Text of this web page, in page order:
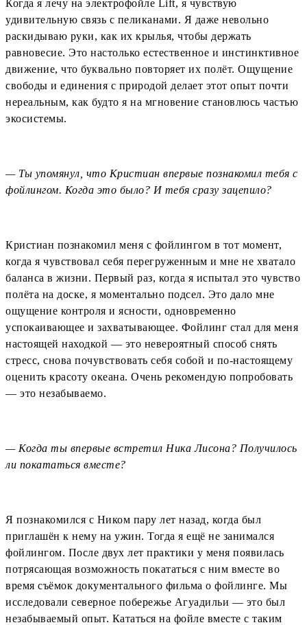
Когда я лечу на электрофойле Lift, я чувствую
удивительную связь с пеликанами. Я даже невольно
раскидываю руки, как их крылья, чтобы держать
равновесие. Это настолько естественное и инстинктивное
движение, что буквально повторяет их полёт. Ощущение
свободы и единения с природой делает этот опыт почти
нереальным, как будто я на мгновение становлюсь частью
экосистемы.
— Ты упомянул, что Кристиан впервые познакомил тебя с
фойлингом. Когда это было? И тебя сразу зацепило?
Кристиан познакомил меня с фойлингом в тот момент,
когда я чувствовал себя перегруженным и мне не хватало
баланса в жизни. Первый раз, когда я испытал это чувство
полёта на доске, я моментально подсел. Это дало мне
ощущение контроля и ясности, одновременно
успокаивающее и захватывающее. Фойлинг стал для меня
настоящей находкой — это невероятный способ снять
стресс, снова почувствовать себя собой и по-настоящему
оценить красоту океана. Очень рекомендую попробовать
— это незабываемо.
— Когда ты впервые встретил Ника Лисона? Получилось
ли покататься вместе?
Я познакомился с Ником пару лет назад, когда был
приглашён к нему на ужин. Тогда я ещё не занимался
фойлингом. После двух лет практики у меня появилась
потрясающая возможность покататься с ним вместе во
время съёмок документального фильма о фойлинге. Мы
исследовали северное побережье Агуадильи — это был
незабываемый опыт. Кататься на фойле вместе с таким